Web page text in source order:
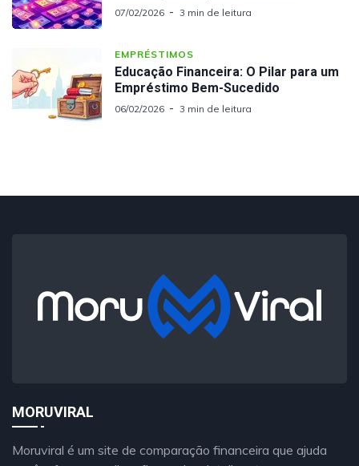
07/02/2026 3 min de leitura
EMPRÉSTIMOS
Educação Financeira: O Pilar para um
Empréstimo Bem-Sucedido
06/02/2026 3 min de leitura
MORUVIRAL
Moruviral é um site de comparação financeira que ajuda